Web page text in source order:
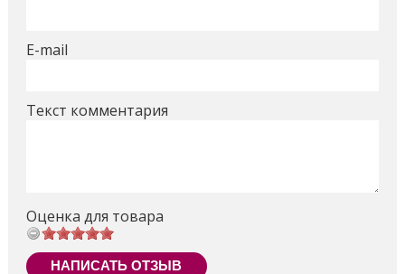
E-mail
Текст комментария
Оценка для товара
НАПИСАТЬ ОТЗЫВ